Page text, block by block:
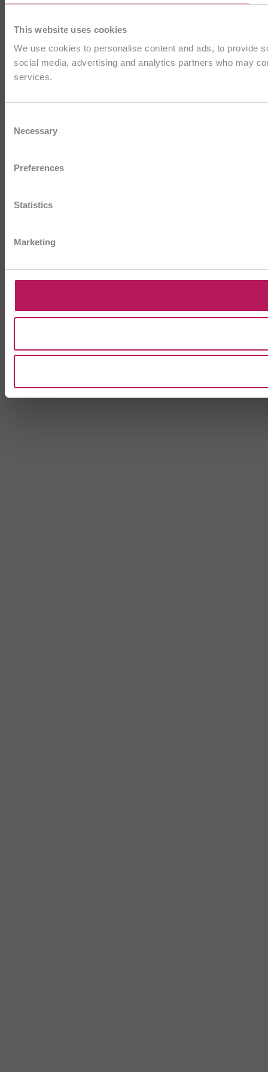
This website uses cookies
We use cookies to personalise content and ads, to provide
social media, advertising and analytics partners who may
services.
Selection
Necessary
Preferences
Statistics
Marketing